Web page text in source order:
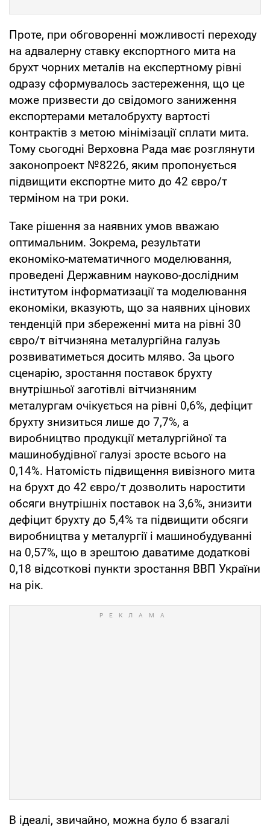
Проте, при обговоренні можливості переходу
на адвалерну ставку експортного мита на
брухт чорних металів на експертному рівні
одразу сформувалось застереження, що це
може призвести до свідомого заниження
експортерами металобрухту вартості
контрактів з метою мінімізації сплати мита.
Тому сьогодні Верховна Рада має розглянути
законопроект №8226, яким пропонується
підвищити експортне мито до 42 євро/т
терміном на три роки.
Таке рішення за наявних умов вважаю
оптимальним. Зокрема, результати
економіко-математичного моделювання,
проведені Державним науково-дослідним
інститутом інформатизації та моделювання
економіки, вказують, що за наявних цінових
тенденцій при збереженні мита на рівні 30
євро/т вітчизняна металургійна галузь
розвиватиметься досить мляво. За цього
сценарію, зростання поставок брухту
внутрішньої заготівлі вітчизняним
металургам очікується на рівні 0,6%, дефіцит
брухту знизиться лише до 7,7%, а
виробництво продукції металургійної та
машинобудівної галузі зросте всього на
0,14%. Натомість підвищення вивізного мита
на брухт до 42 євро/т дозволить наростити
обсяги внутрішніх поставок на 3,6%, знизити
дефіцит брухту до 5,4% та підвищити обсяги
виробництва у металургії і машинобудуванні
на 0,57%, що в зрештою даватиме додаткові
0,18 відсоткові пункти зростання ВВП України
на рік.
В ідеалі, звичайно, можна було б взагалі